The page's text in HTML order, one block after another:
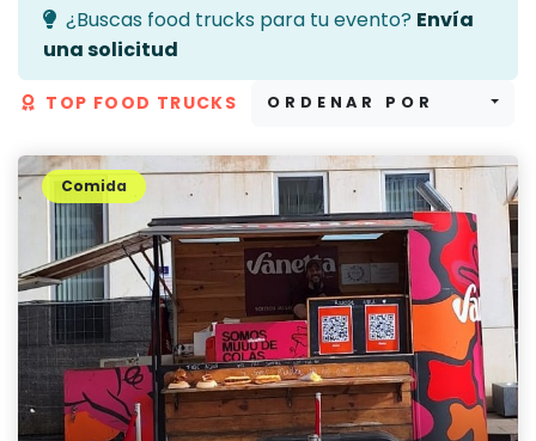
¿Buscas food trucks para tu evento? Envía
una solicitud
TOP FOOD TRUCKS ORDENAR POR
Comida